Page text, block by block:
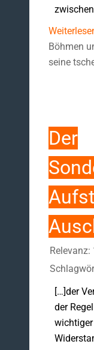
Böhmen
seine
Der
Relevanz:
[…]der
der